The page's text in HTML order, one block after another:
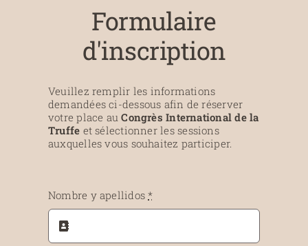
Formulaire
d'inscription
Veuillez remplir les informations
demandées ci-dessous afin de réserver
votre place auCongrès International de la
Truffe et sélectionner les sessions
auxquelles vous souhaitez participer.
Nombre y apellidos*